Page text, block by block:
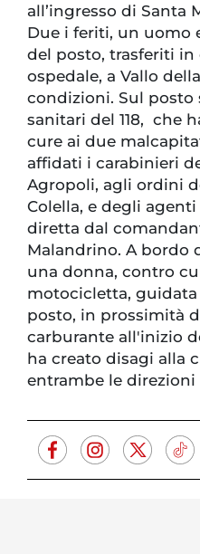
all’ingresso di Santa
Due i feriti, un uomo
del posto, trasferiti in
ospedale, a Vallo
condizioni. Sul
sanitari del 118, che
cure ai due
affidati i carabinieri
Agropoli, agli ordini
Colella, e degli
diretta dal
Malandrino. A bordo
una donna, contro
motocicletta, guidata
posto, in prossimità
carburante all'inizio
ha creato disagi alla
entrambe le direzioni